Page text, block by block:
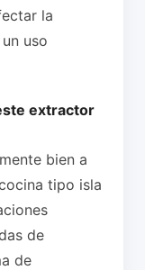
la
uso
extractor
bien a
tipo isla
de
de